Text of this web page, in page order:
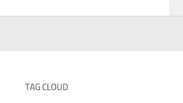
TAG CLOUD